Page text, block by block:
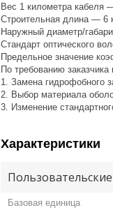
Вес 1 километра кабеля —
Строительная длина — 6
Наружный диаметр/
Стандарт оптического
Предельное значение
По требованию
1. Замена гидрофобного
2. Выбор материала
3. Изменение
Характеристики
Базовая единица